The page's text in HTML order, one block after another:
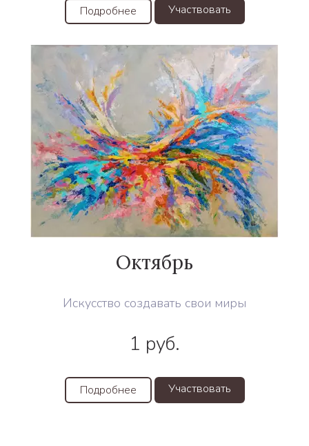
Подробнее Участвовать
Октябрь
Искусство создавать свои миры
1 руб.
Подробнее Участвовать